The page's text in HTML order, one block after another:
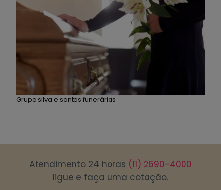
Grupo silva e santos funerárias
Atendimento 24 horas (11) 2690-4000
ligue e faça uma cotação.